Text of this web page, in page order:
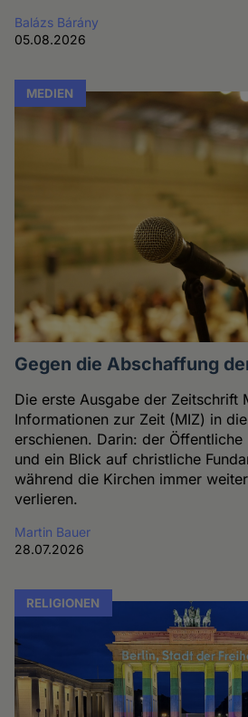
Balázs Bárány
05.08.2026
MEDIEN
Gegen die Abschaffung
Die erste Ausgabe der Zeitschrift
Informationen zur Zeit (MIZ) in
erschienen. Darin: der Öffentliche
und ein Blick auf christliche
während die Kirchen immer
verlieren.
Martin Bauer
28.07.2026
RELIGIONEN